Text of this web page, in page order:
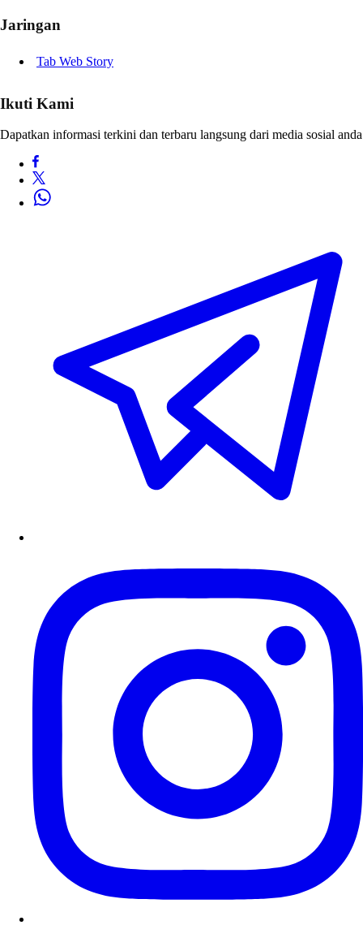
Jaringan
Tab Web Story
Ikuti Kami
Dapatkan informasi terkini dan terbaru langsung dari media sosial anda